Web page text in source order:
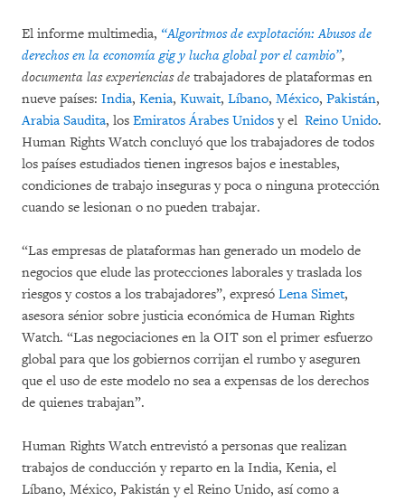
El informe multimedia, “Algoritmos de explotación: Abusos de
derechos en la economía gig y lucha global por el cambio”,
documenta las experiencias de trabajadores de plataformas en
nueve países: India, Kenia, Kuwait, Líbano, México, Pakistán,
Arabia Saudita, los Emiratos Árabes Unidosy el Reino Unido.
Human Rights Watch concluyó que los trabajadores de todos
los países estudiados tienen ingresos bajos e inestables,
condiciones de trabajo inseguras y poca o ninguna protección
cuando se lesionan o no pueden trabajar.
“Las empresas de plataformas han generado un modelo de
negocios que elude las protecciones laborales y traslada los
riesgos y costos a los trabajadores”, expresó Lena Simet,
asesora sénior sobre justicia económica de Human Rights
Watch. “Las negociaciones en la OIT son el primer esfuerzo
global para que los gobiernos corrijan el rumbo y aseguren
que el uso de este modelo no sea a expensas de los derechos
de quienes trabajan”.
Human Rights Watch entrevistó a personas que realizan
trabajos de conducción y reparto en la India, Kenia, el
Líbano, México, Pakistán y el Reino Unido, así como a